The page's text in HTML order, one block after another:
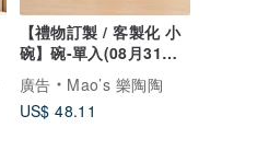
【禮物訂製 / 客製化 小
碗】碗-單入(08月31日
出貨) 禮物
廣告
Mao’s 樂陶陶
US$ 48.11